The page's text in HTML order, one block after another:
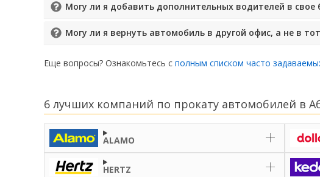
Могу ли я добавить дополнительных водителей в свое
Могу ли я вернуть автомобиль в другой офис, а не в
Еще вопросы? Ознакомьтесь с полным списком часто
6 лучших компаний по прокату автомобилей в
ALAMO
HERTZ